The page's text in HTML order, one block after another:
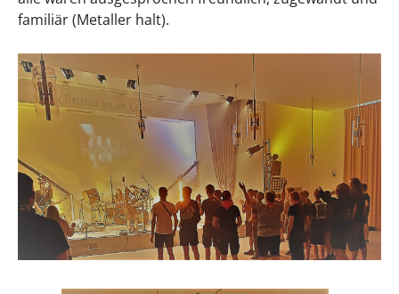
familiär (Metaller halt).